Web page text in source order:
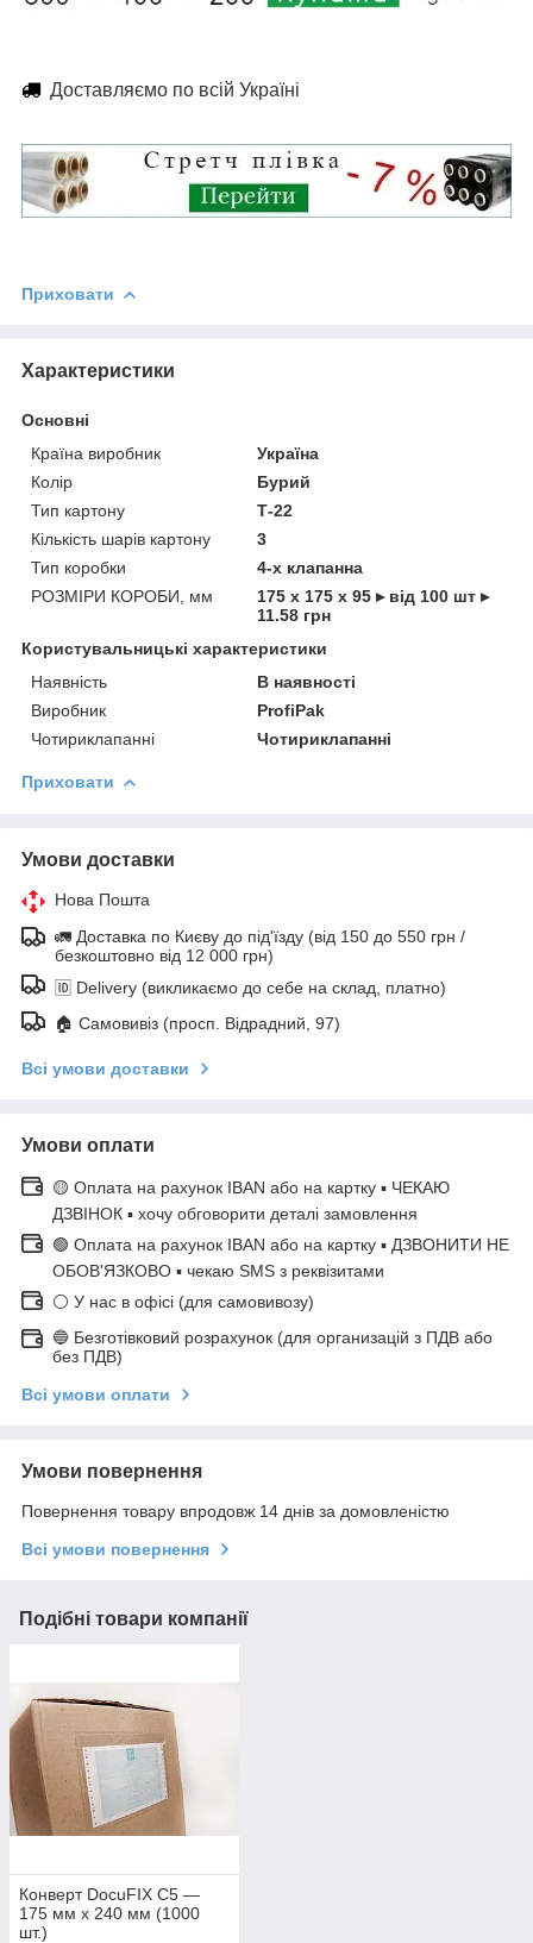
Доставляємо по всій Україні
Приховати
Характеристики
Основні
Країна виробник
Україна
Колір
Бурий
Тип картону
Т-22
Кількість шарів картону
3
Тип коробки
4-х клапанна
РОЗМІРИ КОРОБИ, мм
175 х 175 х 95 ▸ від 100 шт ▸
11.58 грн
Користувальницькі характеристики
Наявність
В наявності
Виробник
ProfiPak
Чотириклапанні
Чотириклапанні
Приховати
Умови доставки
Нова Пошта
🚛 Доставка по Києву до під'їзду (від 150 до 550 грн /
безкоштовно від 12 000 грн)
🆔 Delivery (викликаємо до себе на склад, платно)
🏠 Самовивіз (просп. Відрадний, 97)
Всі умови доставки
Умови оплати
🟡 Оплата на рахунок IBAN або на картку ▪ ЧЕКАЮ
ДЗВІНОК ▪ хочу обговорити деталі замовлення
🟢 Оплата на рахунок IBAN або на картку ▪ ДЗВОНИТИ НЕ
ОБОВ'ЯЗКОВО ▪ чекаю SMS з реквізитами
⚪ У нас в офісі (для самовивозу)
🔵 Безготівковий розрахунок (для организацій з ПДВ або
без ПДВ)
Всі умови оплати
Умови повернення
Повернення товару впродовж 14 днів за домовленістю
Всі умови повернення
Подібні товари компанії
Конверт DocuFIX C5 —
175 мм х 240 мм (1000
шт.)